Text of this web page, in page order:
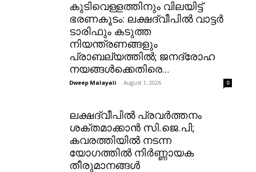
കുടിവെള്ളത്തിനും വിലയിട്ട്
ഭരണകൂടം: ലക്ഷദ്വീപിൽ വാട്ടർ
ടാരിഫും കടുത്ത
നിയന്ത്രണങ്ങളും
പ്രാബല്യത്തിൽ; ജനദ്രോഹ
നയങ്ങൾക്കെതിരെ...
Dweep Malayali - August 1, 2026 0
ലക്ഷദ്വീപിൽ പ്രവർത്തനം
ശക്തമാക്കാൻ സി.ജെ.പി;
കവരത്തിയിൽ നടന്ന
യോഗത്തിൽ നിർണ്ണായക
തീരുമാനങ്ങൾ